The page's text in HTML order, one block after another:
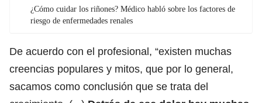
¿Cómo cuidar los riñones? Médico habló sobre los factores de
riesgo de enfermedades renales
De acuerdo con el profesional, “existen muchas
creencias populares y mitos, que por lo general,
sacamos como conclusión que se trata del